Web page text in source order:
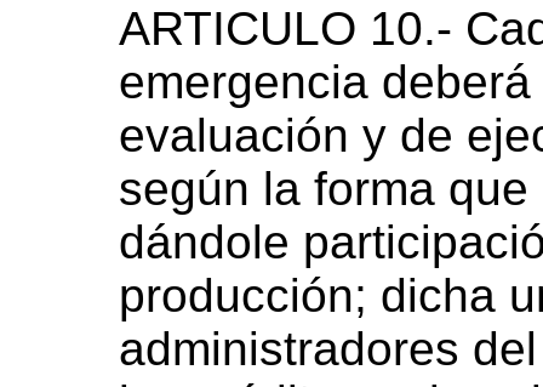
ARTICULO 10.-
emergencia
evaluación y de
según la forma
dándole
producción; dicha
administradores